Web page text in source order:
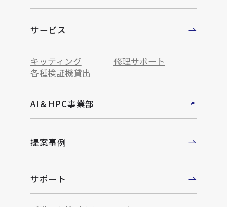
サービス
キッティング
修理サポート
各種検証機貸出
AI＆HPC事業部
提案事例
サポート